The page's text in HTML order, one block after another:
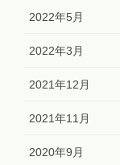
2022年5月
2022年3月
2021年12月
2021年11月
2020年9月